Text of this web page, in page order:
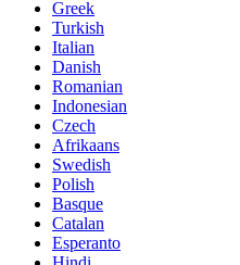
Greek
Turkish
Italian
Danish
Romanian
Indonesian
Czech
Afrikaans
Swedish
Polish
Basque
Catalan
Esperanto